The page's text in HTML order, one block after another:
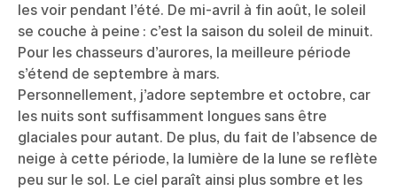
les voir pendant l’été. De mi-avril à fin août, le soleil
se couche à peine : c’est la saison du soleil de minuit.
Pour les chasseurs d’aurores, la meilleure période
s’étend de septembre à mars.
Personnellement, j’adore septembre et octobre, car
les nuits sont suffisamment longues sans être
glaciales pour autant. De plus, du fait de l’absence de
neige à cette période, la lumière de la lune se reflète
peu sur le sol. Le ciel paraît ainsi plus sombre et les